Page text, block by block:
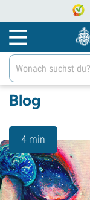
Blog
4 min